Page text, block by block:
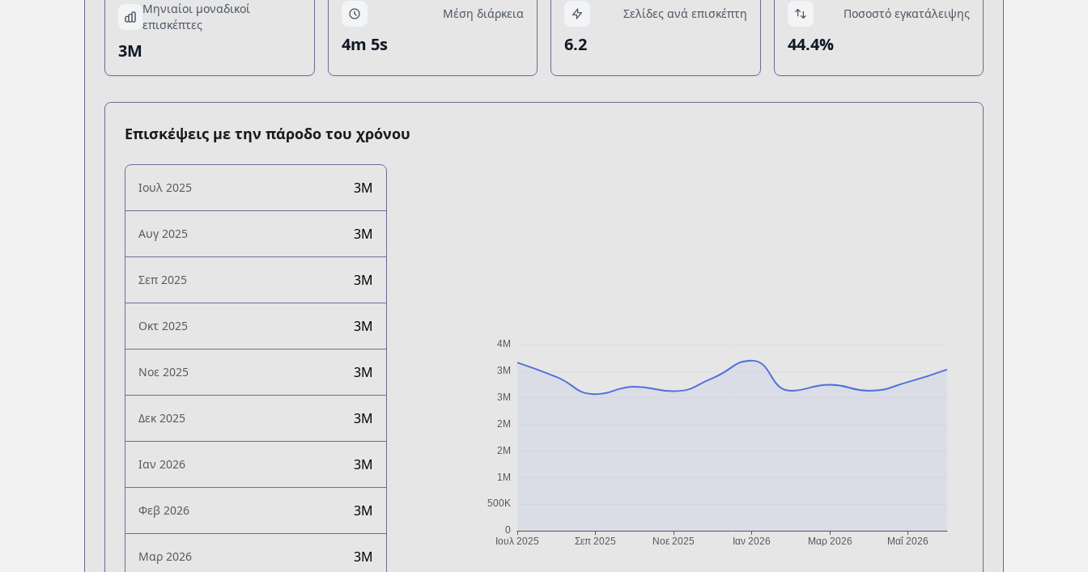
Μηνιαίοι μοναδικοί
επισκέπτες
3M
Μέση διάρκεια
4m 5s
Σελίδες ανά επισκέπτη
6.2
Ποσοστό εγκατάλειψης
44.4%
Επισκέψεις με την πάροδο του χρόνου
Ιουλ 2025 3M
Αυγ 2025 3M
Σεπ 2025 3M
Οκτ 2025 3M
Νοε 2025 3M
Δεκ 2025 3M
Ιαν 2026 3M
Φεβ 2026 3M
Μαρ 2026 3M